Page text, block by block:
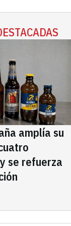
amplía su
se refuerza